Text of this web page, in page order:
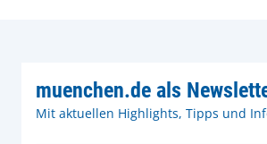
muenchen.de als
Mit aktuellen Highlights, Tipps und